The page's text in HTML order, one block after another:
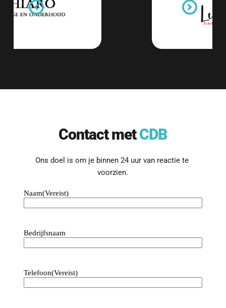
Contact met CDB
Ons doel is om je binnen 24 uur van reactie te
voorzien.
Naam(Vereist)
Bedrijfsnaam
Telefoon(Vereist)